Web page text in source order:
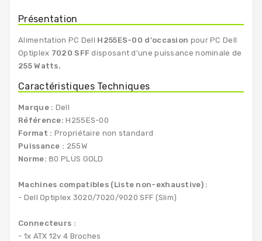
Présentation
Alimentation PC Dell H255ES-00 d'occasion pour PC Dell
Optiplex 7020 SFF disposant d'une puissance nominale de
255 Watts.
Caractéristiques Techniques
Marque : Dell
Référence:H255ES-00
Format : Propriétaire non standard
Puissance : 255W
Norme: 80 PLUS GOLD
Machines compatibles (Liste non-exhaustive) :
- Dell Optiplex 3020/7020/9020 SFF (Slim)
Connecteurs :
- 1x ATX 12v 4 Broches